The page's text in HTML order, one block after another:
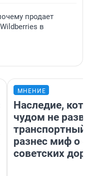
продает
в
МНЕНИЕ
Наследие,
чудом не
транспортный
разнес миф о
советских